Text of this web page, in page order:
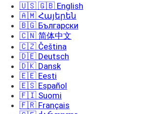
🇺🇸 🇬🇧 English
🇦🇲 Հայերեն
🇧🇬 Български
🇨🇳 简体中文
🇨🇿 Čeština
🇩🇪 Deutsch
🇩🇰 Dansk
🇪🇪 Eesti
🇪🇸 Español
🇫🇮 Suomi
🇫🇷 Français